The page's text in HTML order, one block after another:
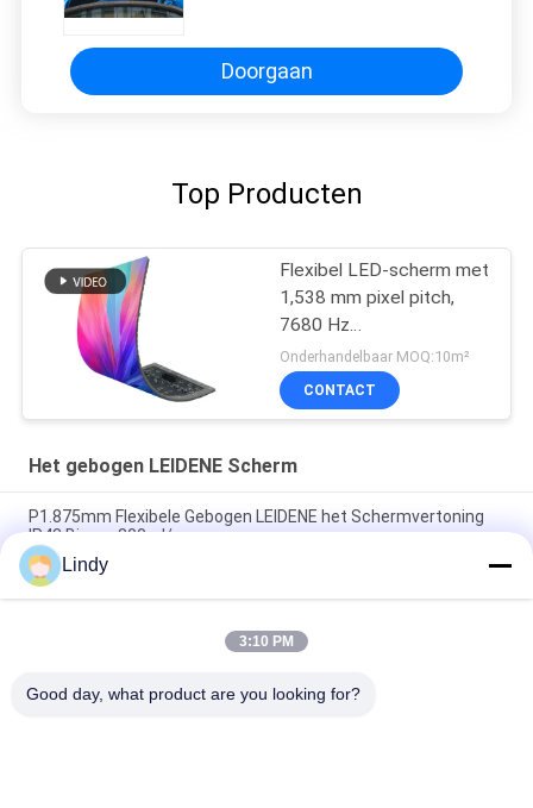
Beeld
Doorgaan
Top Producten
Flexibel LED-scherm met
1,538 mm pixel pitch,
7680 Hz
verversingssnelheid en
frontonderhoud voor
Ultra-HD gebogen
Onderhandelbaar MOQ:10m²
CONTACT
Het gebogen LEIDENE Scherm
P1.875mm Flexibele Gebogen LEIDENE het Schermvertoning
IP43 Binnen800cd/sqm
240x120mm het P3mm Gebogen Geleide Vertoningsscherm
3840 Hoge Vernieuwingsfrequentie
Zachte Naadloze Gebogen LEIDENE van 3840Hz het
Lindy
3:10 PM
Good day, what product are you looking for?